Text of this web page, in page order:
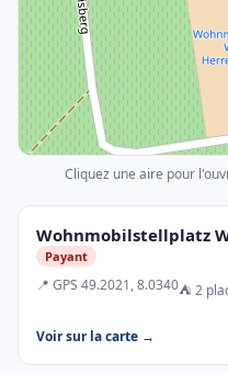
Wohnmobilstellplatz
Payant
📍 GPS 49.2021, 8.0340⛺ 2
Voir sur la carte →
Cliquez une aire pour